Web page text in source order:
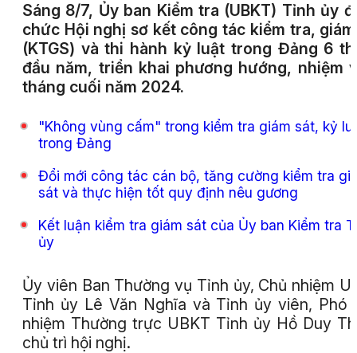
Sáng 8/7, Ủy ban Kiểm tra (UBKT) Tỉnh ủy
chức Hội nghị sơ kết công tác kiểm tra,
(KTGS) và thi hành kỷ luật trong Đảng 6
đầu năm, triển khai phương hướng, nhiệm
tháng cuối năm 2024.
"Không vùng cấm" trong kiểm tra giám sát, kỷ
trong Đảng
Đổi mới công tác cán bộ, tăng cường kiểm tra
sát và thực hiện tốt quy định nêu gương
Kết luận kiểm tra giám sát của Ủy ban Kiểm tra
ủy
Ủy viên Ban Thường vụ Tỉnh ủy, Chủ nhiệm
Tỉnh ủy Lê Văn Nghĩa và Tỉnh ủy viên, Phó
nhiệm Thường trực UBKT Tỉnh ủy Hồ Duy
chủ trì hội nghị.